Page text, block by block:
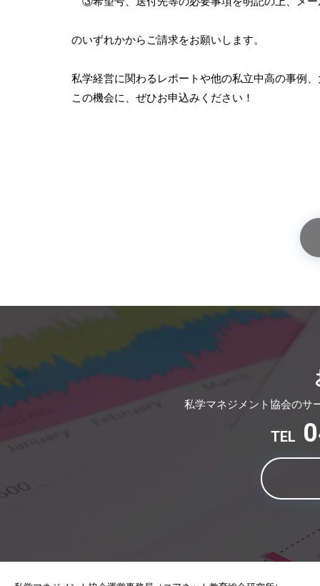
のいずれかからご請求をお願いします。
私学経営に関わるレポートや他の私立中高の事例
この機会に、ぜひお申込みください！
私学マネジメント協会のサ
TEL